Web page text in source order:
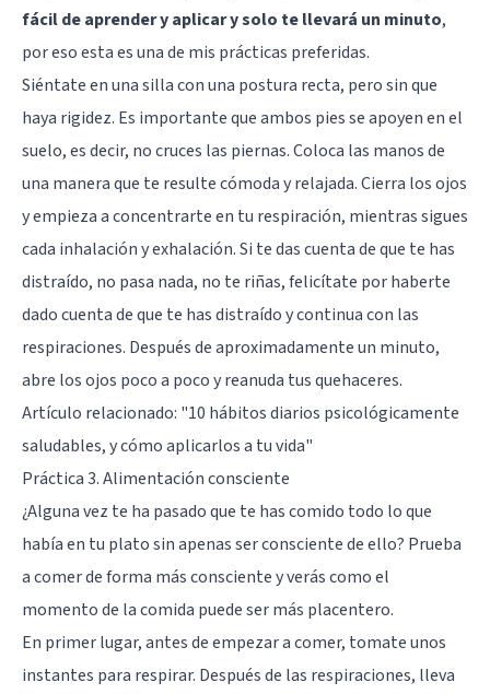
fácil de aprender y aplicar y solo te llevará un minuto,
por eso esta es una de mis prácticas preferidas.
Siéntate en una silla con una postura recta, pero sin que
haya rigidez. Es importante que ambos pies se apoyen en el
suelo, es decir, no cruces las piernas. Coloca las manos de
una manera que te resulte cómoda y relajada. Cierra los ojos
y empieza a concentrarte en tu respiración, mientras sigues
cada inhalación y exhalación. Si te das cuenta de que te has
distraído, no pasa nada, no te riñas, felicítate por haberte
dado cuenta de que te has distraído y continua con las
respiraciones. Después de aproximadamente un minuto,
abre los ojos poco a poco y reanuda tus quehaceres.
Artículo relacionado: "10 hábitos diarios psicológicamente
saludables, y cómo aplicarlos a tu vida"
Práctica 3. Alimentación consciente
¿Alguna vez te ha pasado que te has comido todo lo que
había en tu plato sin apenas ser consciente de ello? Prueba
a comer de forma más consciente y verás como el
momento de la comida puede ser más placentero.
En primer lugar, antes de empezar a comer, tomate unos
instantes para respirar. Después de las respiraciones, lleva